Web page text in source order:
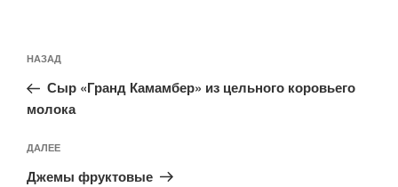
по
записям
Предыдущая
запись:
НАЗАД
Сыр «Гранд Камамбер» из цельного коровьего
молока
Следующая
запись
ДАЛЕЕ
Джемы фруктовые